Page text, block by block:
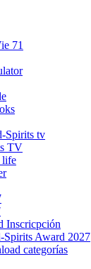
71
Spirits tv
TV
life
Inscricpción
Spirits Award 2027
categorías